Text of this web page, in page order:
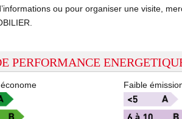
ou pour organiser une visite,
PERFORMANCE
Faible